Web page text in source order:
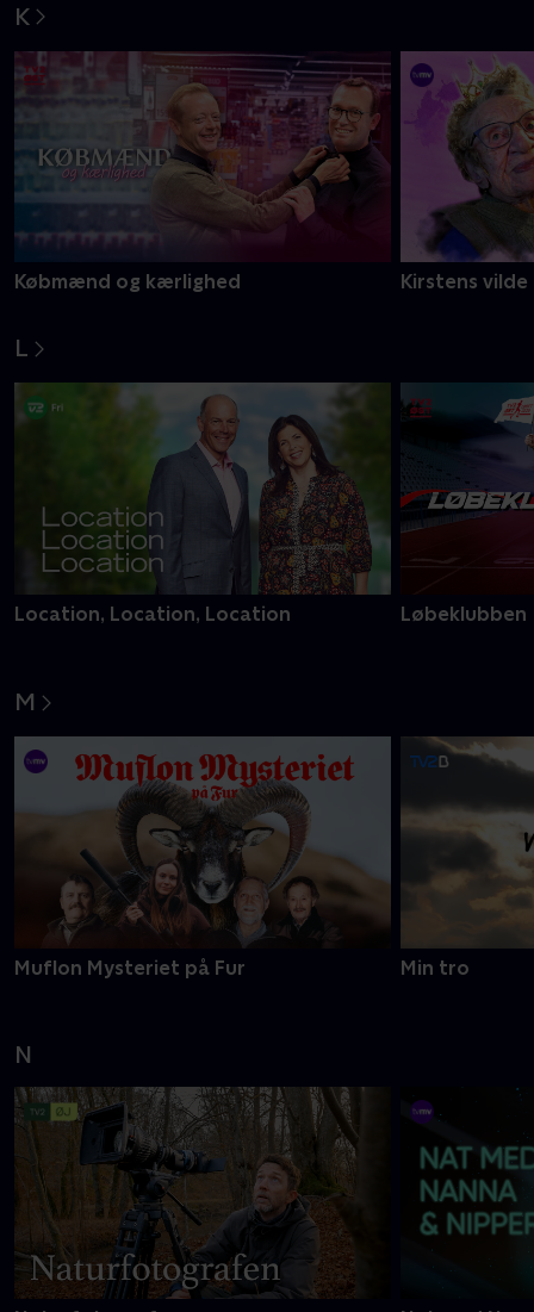
K
Købmænd og kærlighed Kirstens vilde
L
Location, Location, Location Løbeklubben
M
Muflon Mysteriet på Fur Min tro
N